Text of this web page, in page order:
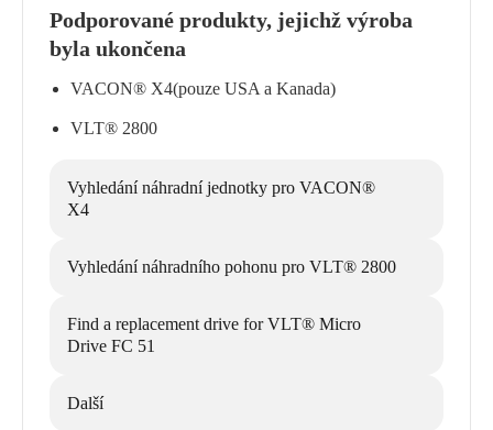
Podporované produkty, jejichž výroba
byla ukončena
VACON® X4(pouze USA a Kanada)
VLT® 2800
Vyhledání náhradní jednotky pro VACON®
X4
Vyhledání náhradního pohonu pro VLT® 2800
Find a replacement drive for VLT® Micro
Drive FC 51
Další